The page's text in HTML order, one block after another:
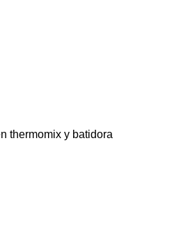
thermomix y batidora